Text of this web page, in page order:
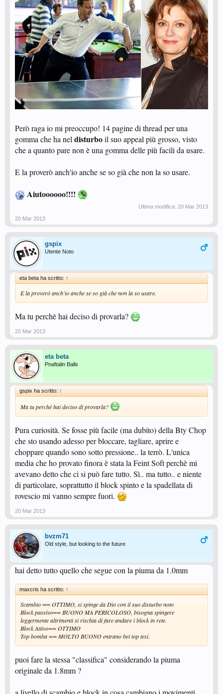
Però raga io mi preoccupo! 14 pagine di thread per una
gomma che ha nel disturboil suo appeal più grosso, visto
che a quanto pare non è una gomma delle più facili da usare.
E la proverò anch'io anche se so già che non la so usare.
Aiutoooooo!!!!
Ultima modifica: 20 Mar 2013
20 Mar 2013
gspix
Utente Noto
eta beta ha scritto: ↑
E la proverò anch'io anche se so già che non la so usare.
Ma tu perchè hai deciso di provarla?
20 Mar 2013
eta beta
Pnaftalin Balls
gspix ha scritto: ↑
Ma tu perchè hai deciso di provarla?
Pura curiosità. Se fosse più facile (ma dubito) della Bty Chop
che sto usando adesso per bloccare, tagliare, aprire e
choppare quando sono sotto pressione.. la terrò. L'unica
media che ho provato finora è stata la Feint Soft perchè mi
avevano detto che ci si può fare tutto. Sì.. ma tutto.. e niente
di particolare, soprattutto il block spinto e la spadellata di
rovescio mi vanno sempre fuori.
20 Mar 2013
bvzm71
Old style, but looking to the future
hai detto tutto quello che segue con la piuma da 1.0mm
maxcris ha scritto: ↑
Scambio == OTTIMO, si spinge da Dio con il suo disturbo noto
Block passivo== BUONO MA PERICOLOSO, bisogna spingere
leggermente altrimenti si rischia di fare andare i block in rete.
Block Attivo== OTTIMO
Top bomba == MOLTO BUONO entrano bei top tesi.
puoi fare la stessa "classifica" considerando la piuma
originale da 1.8mm ?